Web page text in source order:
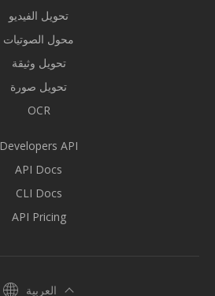
تحويل الفيديو
محول الصوتيات
تحويل وثيقة
تحويل صورة
OCR
Developers API
API Docs
CLI Docs
API Pricing
العربية